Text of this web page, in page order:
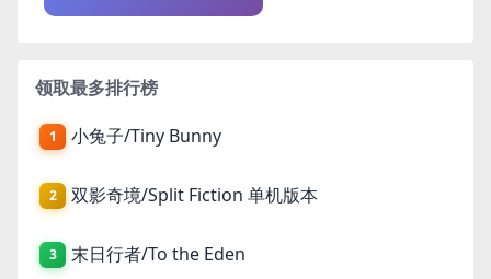
领取最多排行榜
1 小兔子/Tiny Bunny
2 双影奇境/Split Fiction 单机版本
3 末日行者/To the Eden